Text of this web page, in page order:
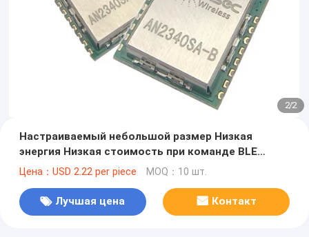
2/2
Настраиваемый небольшой размер Низкая
энергия Низкая стоимость при команде BLE
MODULE ZigBee Thread module Ti: CC2340R52E 2
Цена：USD 2.22 per piece MOQ：10 шт.
Лучшая цена Контакт